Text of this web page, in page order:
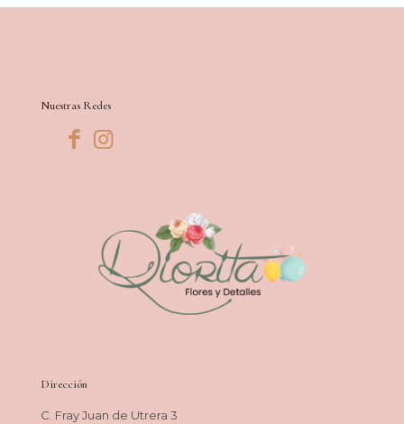
Nuestras Redes
Dirección
C. Fray Juan de Utrera 3